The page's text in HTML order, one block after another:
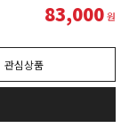
83,000원
관심상품